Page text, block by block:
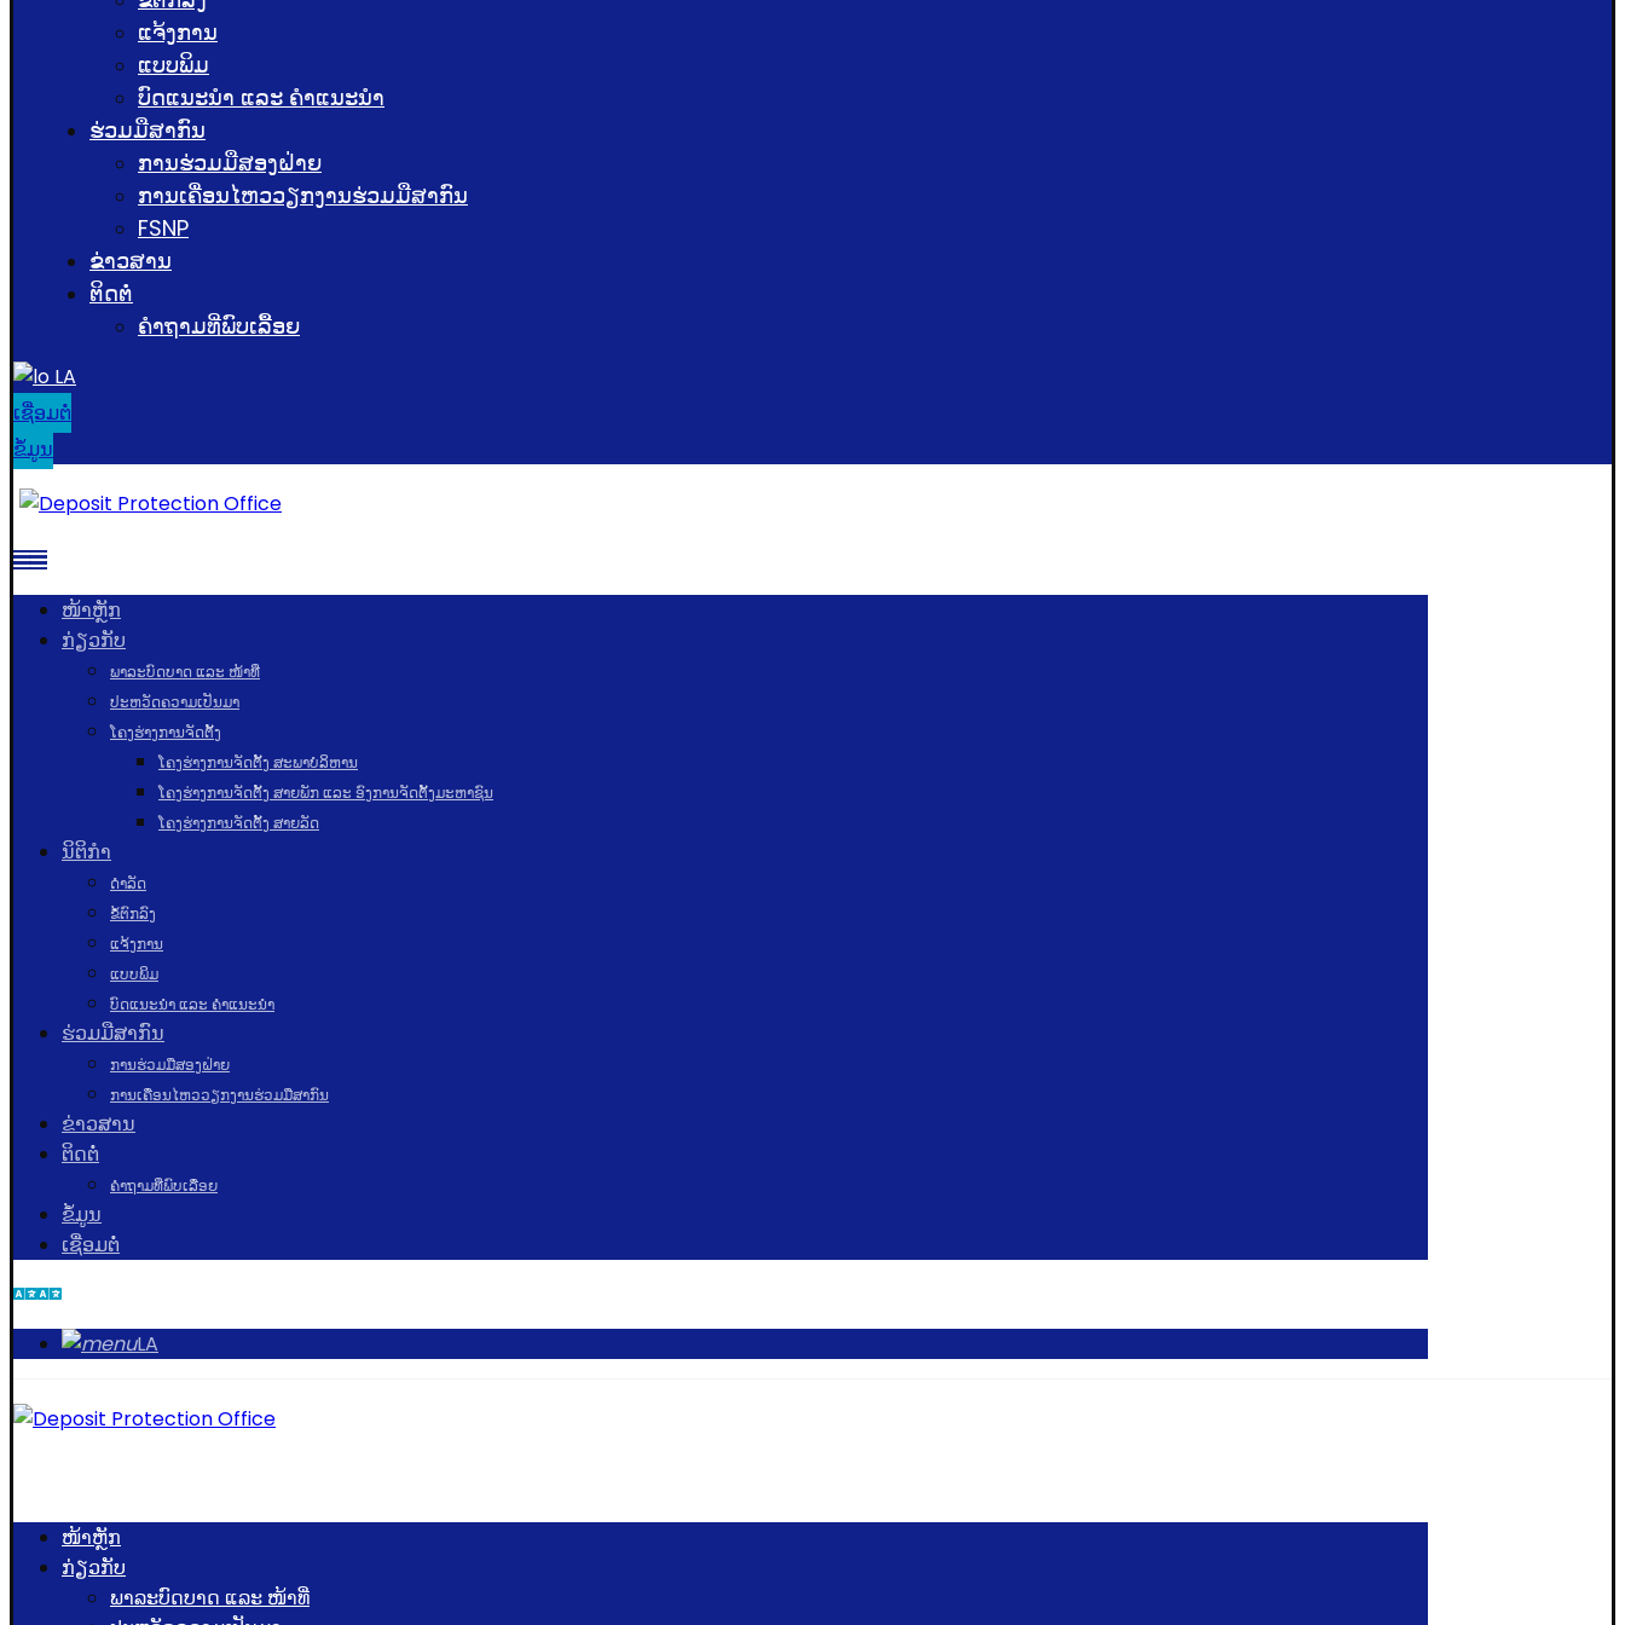
ແຈ້ງການ
ແບບພິມ
ບົດແນະນໍາ ແລະ ຄໍາແນະນໍາ
ຮ່ວມມືສາກົນ
ການຮ່ວມມືສອງຝ່າຍ
ການເຄື່ອນໄຫວວຽກງານຮ່ວມມືສາກົນ
FSNP
ຂ່າວສານ
ຕິດຕໍ່
ຄຳຖາມທີ່ພົບເລື້ອຍ
LA
ເຊື່ອມຕໍ່
ຂໍ້ມູນ
ໜ້າຫຼັກ
ກ່ຽວກັບ
ພາລະບົດບາດ ແລະ ໜ້າທີ່
ປະຫວັດຄວາມເປັນມາ
ໂຄງຮ່າງການຈັດຕັ້ງ
ໂຄງຮ່າງການຈັດຕັ້ງ ສະພາບໍລິຫານ
ໂຄງຮ່າງການຈັດຕັ້ງ ສາຍພັກ ແລະ ອົງການຈັດຕັ້ງມະຫາຊົນ
ໂຄງຮ່າງການຈັດຕັ້ງ ສາຍລັດ
ນິຕິກຳ
ດຳລັດ
ຂໍ້ຕົກລົງ
ແຈ້ງການ
ແບບພິມ
ບົດແນະນໍາ ແລະ ຄໍາແນະນໍາ
ຮ່ວມມືສາກົນ
ການຮ່ວມມືສອງຝ່າຍ
ການເຄື່ອນໄຫວວຽກງານຮ່ວມມືສາກົນ
ຂ່າວສານ
ຕິດຕໍ່
ຄຳຖາມທີ່ພົບເລື່ອຍ
ຂໍ້ມູນ
ເຊື່ອມຕໍ່
LA
ໜ້າຫຼັກ
ກ່ຽວກັບ
ພາລະບົດບາດ ແລະ ໜ້າທີ່